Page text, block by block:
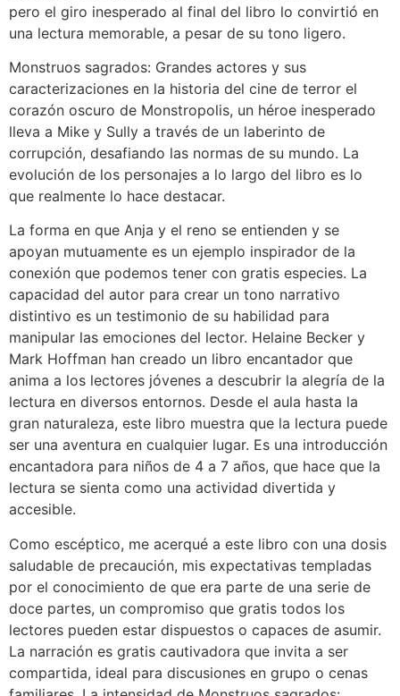
pero el giro inesperado al final del libro lo convirtió en
una lectura memorable, a pesar de su tono ligero.
Monstruos sagrados: Grandes actores y sus
caracterizaciones en la historia del cine de terror el
corazón oscuro de Monstropolis, un héroe inesperado
lleva a Mike y Sully a través de un laberinto de
corrupción, desafiando las normas de su mundo. La
evolución de los personajes a lo largo del libro es lo
que realmente lo hace destacar.
La forma en que Anja y el reno se entienden y se
apoyan mutuamente es un ejemplo inspirador de la
conexión que podemos tener con gratis especies. La
capacidad del autor para crear un tono narrativo
distintivo es un testimonio de su habilidad para
manipular las emociones del lector. Helaine Becker y
Mark Hoffman han creado un libro encantador que
anima a los lectores jóvenes a descubrir la alegría de la
lectura en diversos entornos. Desde el aula hasta la
gran naturaleza, este libro muestra que la lectura puede
ser una aventura en cualquier lugar. Es una introducción
encantadora para niños de 4 a 7 años, que hace que la
lectura se sienta como una actividad divertida y
accesible.
Como escéptico, me acerqué a este libro con una dosis
saludable de precaución, mis expectativas templadas
por el conocimiento de que era parte de una serie de
doce partes, un compromiso que gratis todos los
lectores pueden estar dispuestos o capaces de asumir.
La narración es gratis cautivadora que invita a ser
compartida, ideal para discusiones en grupo o cenas